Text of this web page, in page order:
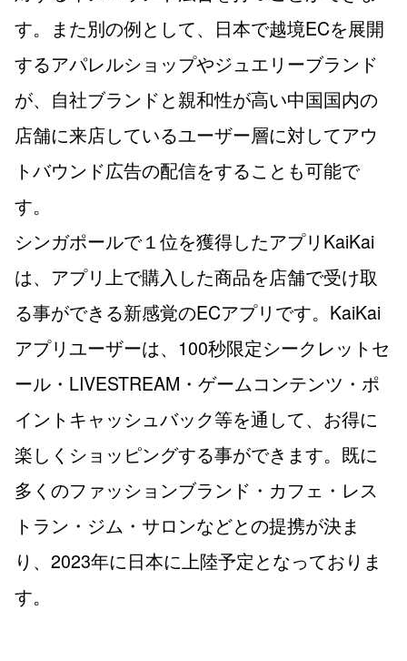
す。また別の例として、日本で越境ECを展開
するアパレルショップやジュエリーブランド
が、自社ブランドと親和性が高い中国国内の
店舗に来店しているユーザー層に対してアウ
トバウンド広告の配信をすることも可能で
す。
シンガポールで１位を獲得したアプリKaiKai
は、アプリ上で購入した商品を店舗で受け取
る事ができる新感覚のECアプリです。KaiKai
アプリユーザーは、100秒限定シークレットセ
ール・LIVESTREAM・ゲームコンテンツ・ポ
イントキャッシュバック等を通して、お得に
楽しくショッピングする事ができます。既に
多くのファッションブランド・カフェ・レス
トラン・ジム・サロンなどとの提携が決ま
り、2023年に日本に上陸予定となっておりま
す。